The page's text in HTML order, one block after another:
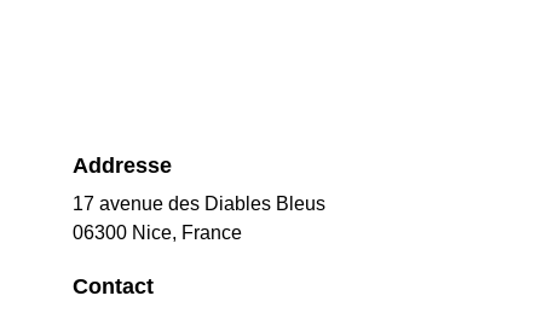
Addresse
17 avenue des Diables Bleus
06300 Nice, France
Contact